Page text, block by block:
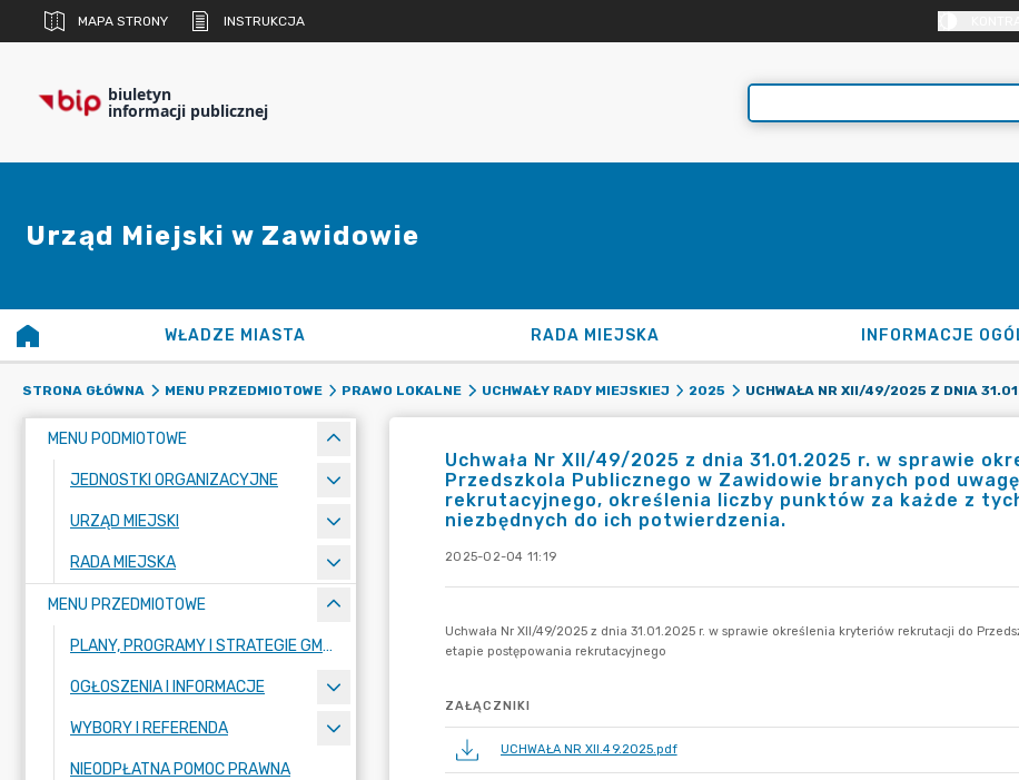
MAPA STRONY INSTRUKCJA
biuletyn
informacji publicznej
Urząd Miejski w Zawidowie
WŁADZE MIASTA RADA MIEJSKA INFORMACJE
STRONA GŁÓWNA MENU PRZEDMIOTOWE PRAWO LOKALNE UCHWAŁY RADY MIEJSKIEJ 2025
MENU PODMIOTOWE
JEDNOSTKI ORGANIZACYJNE
URZĄD MIEJSKI
RADA MIEJSKA
MENU PRZEDMIOTOWE
PLANY, PROGRAMY I STRATEGIE GMINY
OGŁOSZENIA I INFORMACJE
WYBORY I REFERENDA
NIEODPŁATNA POMOC PRAWNA
Uchwała Nr XII/49/2025 z dnia 31.01.2025 r. w sprawie
Przedszkola Publicznego w Zawidowie branych pod
rekrutacyjnego, określenia liczby punktów za każde z
niezbędnych do ich potwierdzenia.
2025-02-04 11:19
ZAŁĄCZNIKI
UCHWAŁA NR XII.49.2025.pdf